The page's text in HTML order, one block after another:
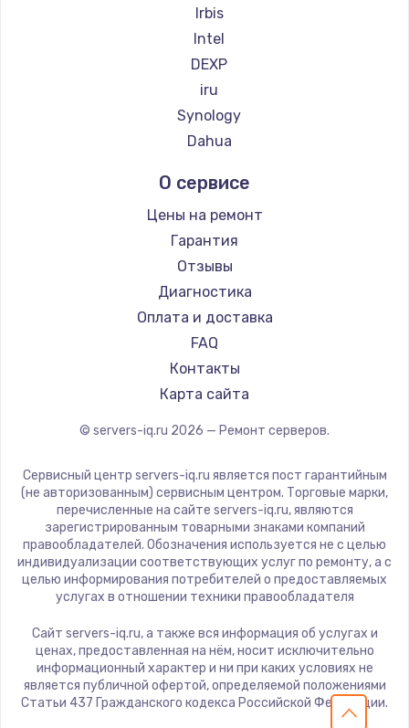
Заказать
Irbis
Intel
DEXP
iru
Synology
Dahua
О сервисе
Цены на ремонт
Гарантия
Отзывы
Диагностика
Оплата и доставка
FAQ
Контакты
Карта сайта
© servers-iq.ru 2026 — Ремонт серверов.
Сервисный центр servers-iq.ru является пост гарантийным
(не авторизованным) сервисным центром. Торговые марки,
перечисленные на сайте servers-iq.ru, являются
зарегистрированным товарными знаками компаний
правообладателей. Обозначения используется не с целью
индивидуализации соответствующих услуг по ремонту, а с
целью информирования потребителей о предоставляемых
услугах в отношении техники правообладателя
Сайт servers-iq.ru, а также вся информация об услугах и
ценах, предоставленная на нём, носит исключительно
информационный характер и ни при каких условиях не
является публичной офертой, определяемой положениями
Статьи 437 Гражданского кодекса Российской Федерации.